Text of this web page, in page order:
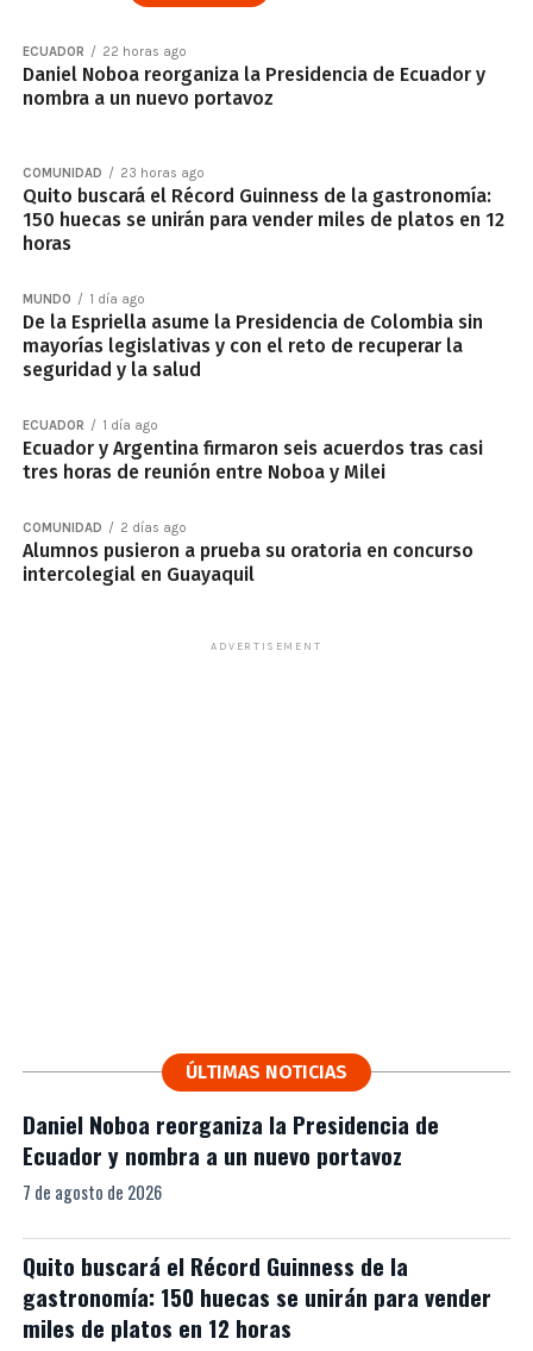
ECUADOR 22 horas ago
Daniel Noboa reorganiza la Presidencia de Ecuador y
nombra a un nuevo portavoz
COMUNIDAD 23 horas ago
Quito buscará el Récord Guinness de la gastronomía:
150 huecas se unirán para vender miles de platos en 12
horas
MUNDO 1 día ago
De la Espriella asume la Presidencia de Colombia sin
mayorías legislativas y con el reto de recuperar la
seguridad y la salud
ECUADOR 1 día ago
Ecuador y Argentina firmaron seis acuerdos tras casi
tres horas de reunión entre Noboa y Milei
COMUNIDAD 2 días ago
Alumnos pusieron a prueba su oratoria en concurso
intercolegial en Guayaquil
ADVERTISEMENT
ÚLTIMAS NOTICIAS
Daniel Noboa reorganiza la Presidencia de
Ecuador y nombra a un nuevo portavoz
7 de agosto de 2026
Quito buscará el Récord Guinness de la
gastronomía: 150 huecas se unirán para vender
miles de platos en 12 horas